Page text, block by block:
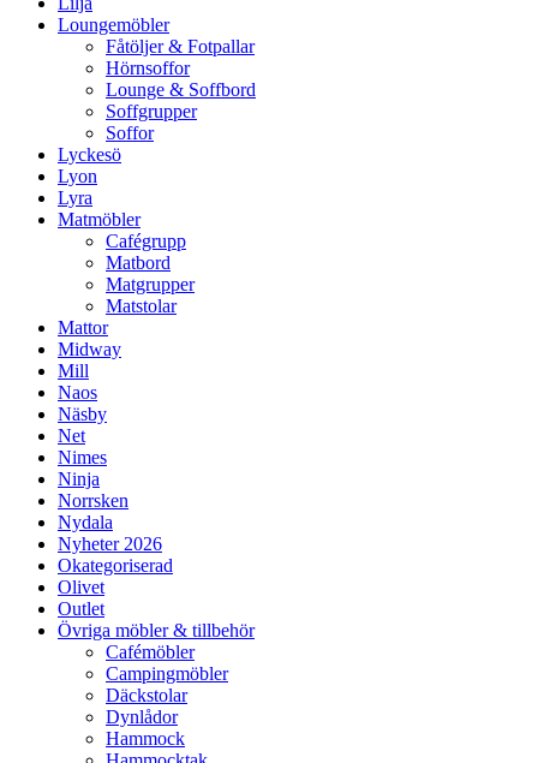
Loungemöbler
Fåtöljer & Fotpallar
Hörnsoffor
Lounge & Soffbord
Soffgrupper
Soffor
Lyckesö
Lyon
Lyra
Matmöbler
Cafégrupp
Matbord
Matgrupper
Matstolar
Mattor
Midway
Mill
Naos
Näsby
Net
Nimes
Ninja
Norrsken
Nydala
Nyheter 2026
Okategoriserad
Olivet
Outlet
Övriga möbler & tillbehör
Cafémöbler
Campingmöbler
Däckstolar
Dynlådor
Hammock